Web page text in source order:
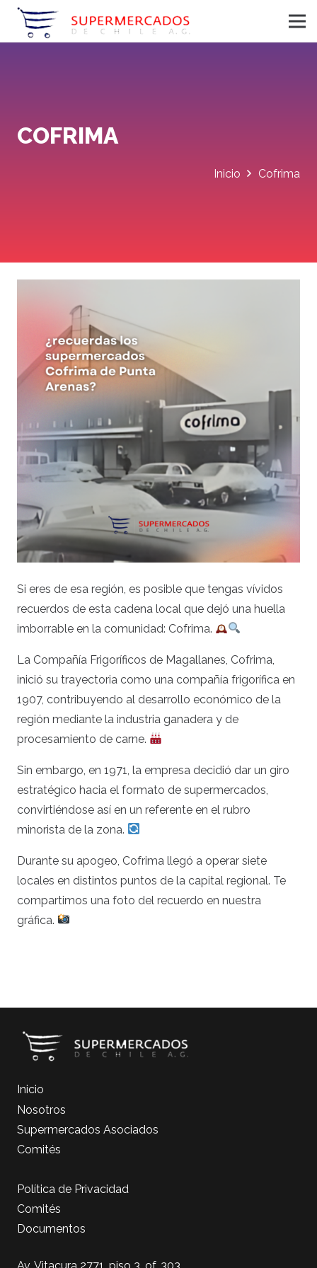
COFRIMA
Inicio Cofrima
Si eres de esa región, es posible que tengas vívidos
recuerdos de esta cadena local que dejó una huella
imborrable en la comunidad: Cofrima.
La Compañía Frigoríficos de Magallanes, Cofrima,
inició su trayectoria como una compañía frigorífica en
1907, contribuyendo al desarrollo económico de la
región mediante la industria ganadera y de
procesamiento de carne.
Sin embargo, en 1971, la empresa decidió dar un giro
estratégico hacia el formato de supermercados,
convirtiéndose así en un referente en el rubro
minorista de la zona.
Durante su apogeo, Cofrima llegó a operar siete
locales en distintos puntos de la capital regional. Te
compartimos una foto del recuerdo en nuestra
gráfica.
Inicio
Nosotros
Supermercados Asociados
Comités
Política de Privacidad
Comités
Documentos